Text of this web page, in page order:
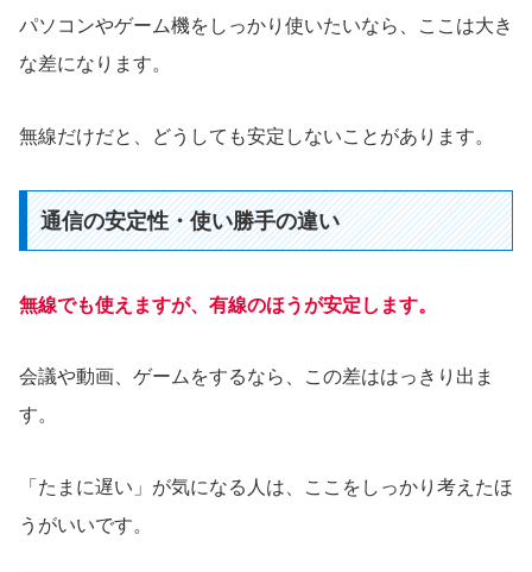
パソコンやゲーム機をしっかり使いたいなら、ここは大き
な差になります。
無線だけだと、どうしても安定しないことがあります。
通信の安定性・使い勝手の違い
無線でも使えますが、有線のほうが安定します。
会議や動画、ゲームをするなら、この差ははっきり出ま
す。
「たまに遅い」が気になる人は、ここをしっかり考えたほ
うがいいです。